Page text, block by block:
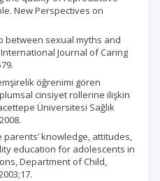
New Perspectives on
between sexual myths and
Journal of Caring
öğrenimi gören
cinsiyet rollerine ilişkin
Üniversitesi Sağlık
parents’ knowledge, attitudes,
education for adolescents in
Department of Child,